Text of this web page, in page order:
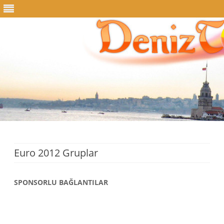
Euro 2012 Gruplar
SPONSORLU BAĞLANTILAR